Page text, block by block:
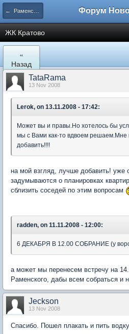
← Раменское
ЖК Кратово
«
Назад
TataRama
13 Nov 2008
Lerok, on 13.11.2008 - 17:42:
Может вы и правы.Но хотелось бы
мы с Вами как-то вдвоем решаем.Мне
добавить!!!!
на мой взгляд, лучше добавить! уже
задумываются о планировках
сблизить соседей по этим вопросам
radden, on 11.11.2008 - 12:00:
6 ДЕКАБРЯ В 12.00 СОБРАНИЕ (у
а может мы перенесем встречу на
Раменского, дабы всем собраться и
Jeckson
13 Nov 2008
Спасибо. Пошел плакать и пить